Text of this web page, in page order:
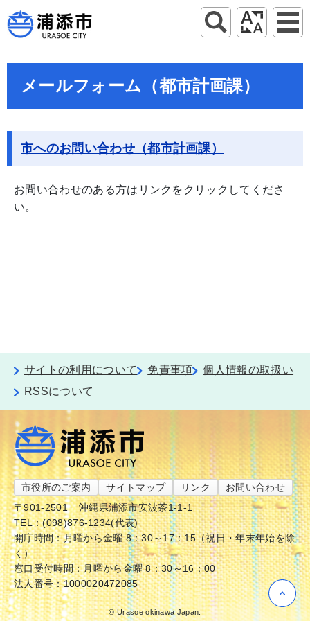
メールフォーム（都市計画課）
市へのお問い合わせ（都市計画課）
お問い合わせのある方はリンクをクリックしてくださ
い。
サイトの利用について 免責事項
個人情報の取扱い
RSSについて
市役所のご案内 サイトマップ リンク
お問い合わせ
〒901-2501
沖縄県浦添市安波茶1-1-1
TEL：(098)876-1234(代表)
開庁時間：月曜から金曜 8：30～17：15（祝日・年末年始を除
く）
窓口受付時間：月曜から金曜 8：30～16：00
法人番号：1000020472085
© Urasoe okinawa Japan.